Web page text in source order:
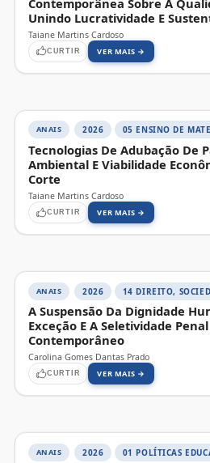
Contemporânea Sobre A
Unindo Lucratividade E
Taiane Martins Cardoso
CURTIR VER MAIS →
ANAIS 2026
Tecnologias De Adubação De
Ambiental E Viabilidade
Corte
Taiane Martins Cardoso
CURTIR VER MAIS →
ANAIS 2026
A Suspensão Da Dignidade
Exceção E A Seletividade
Contemporâneo
Carolina Gomes Dantas Prado
CURTIR VER MAIS →
ANAIS 2026